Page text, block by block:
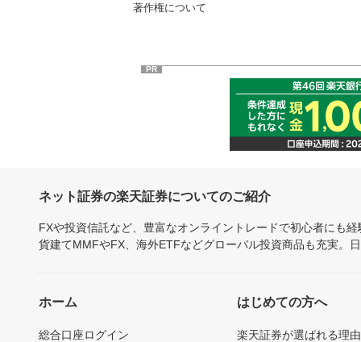
著作権について
PR
ネット証券の楽天証券についてのご紹介
FXや投資信託など、豊富なオンライントレードで初心者にも
貨建てMMFやFX、海外ETFなどグローバル投資商品も充実。
ホーム
総合口座ログイン
はじめての方へ
楽天証券が選ばれる理由